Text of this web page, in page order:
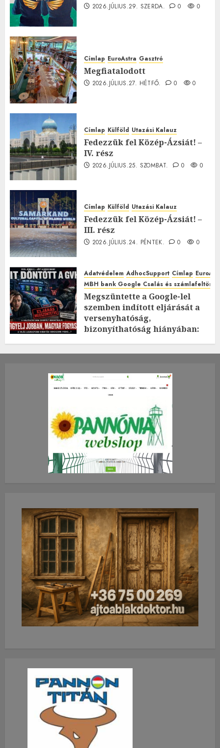
2026.JÚLIUS.29. SZERDA. 0 0
Címlap EuroAstra Gasztró
Megfiatalodott
2026.JÚLIUS.27. HÉTFŐ. 0 0
Címlap Külföld Utazási Kalauz
Fedezzük fel Közép-Ázsiát! –
IV. rész
2026.JÚLIUS.25. SZOMBAT. 0 0
Címlap Külföld Utazási Kalauz
Fedezzük fel Közép-Ázsiát! –
III. rész
2026.JÚLIUS.24. PÉNTEK. 0 0
Adatvédelem AdhocSupport Címlap
MBH bank Google Csalás és
Megszüntette a Google-lel
szemben indított eljárását a
versenyhatóság,
bizonyíthatóság hiányában:
2026.JÚLIUS.23. CSÜTÖRTÖK.
0